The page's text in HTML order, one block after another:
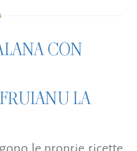
CON
LA
le proprie ricette